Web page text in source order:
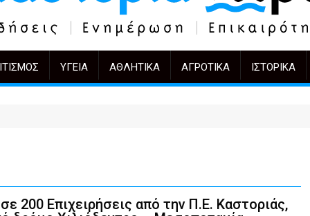
ΥΓΕΊΑ ΑΘΛΗΤΙΚΆ ΑΓΡΟΤΙΚΆ ΙΣΤΟΡΙΚΆ
200 Επιχειρήσεις από την Π.Ε. Καστοριάς,